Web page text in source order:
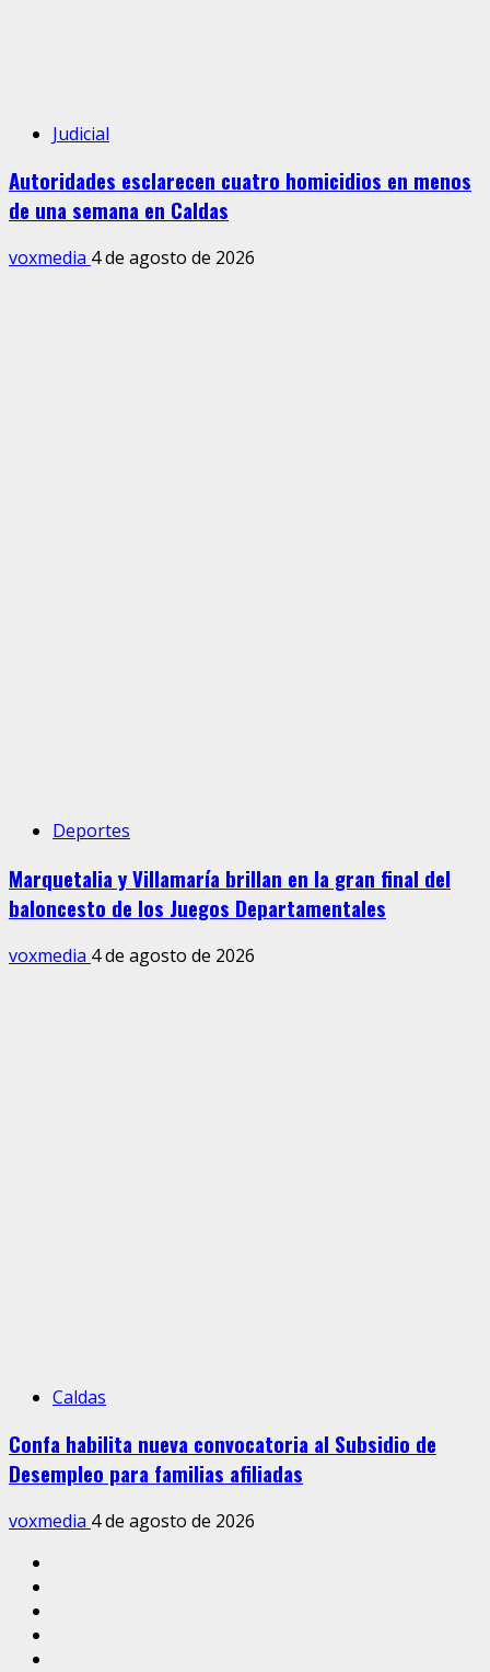
Judicial
Autoridades esclarecen cuatro homicidios en menos
de una semana en Caldas
voxmedia 4 de agosto de 2026
Deportes
Marquetalia y Villamaría brillan en la gran final del
baloncesto de los Juegos Departamentales
voxmedia 4 de agosto de 2026
Caldas
Confa habilita nueva convocatoria al Subsidio de
Desempleo para familias afiliadas
voxmedia 4 de agosto de 2026